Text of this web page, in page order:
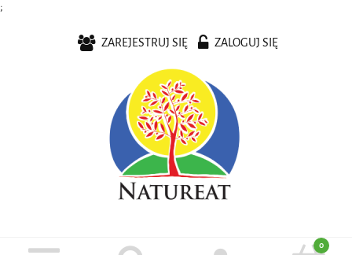
;
ZAREJESTRUJ SIĘ ZALOGUJ SIĘ